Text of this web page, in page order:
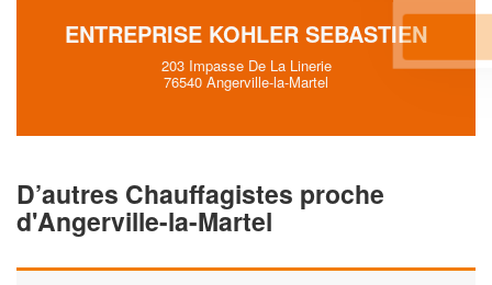
ENTREPRISE KOHLER SEBASTIEN
203 Impasse De La Linerie
76540 Angerville-la-Martel
D’autres Chauffagistes proche
d'Angerville-la-Martel
En savoir plus